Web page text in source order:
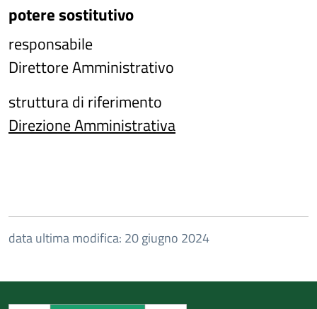
potere sostitutivo
responsabile
Direttore Amministrativo
struttura di riferimento
Direzione Amministrativa
data ultima modifica: 20 giugno 2024